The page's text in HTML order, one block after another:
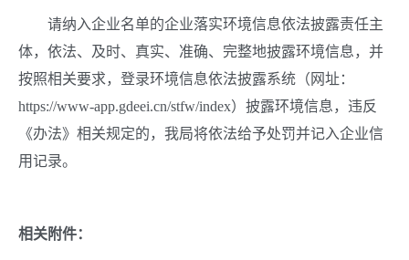
请纳入企业名单的企业落实环境信息依法披露责任主
体，依法、及时、真实、准确、完整地披露环境信息，并
按照相关要求，登录环境信息依法披露系统（网址：
https://www-app.gdeei.cn/stfw/index）披露环境信息，违反
《办法》相关规定的，我局将依法给予处罚并记入企业信
用记录。
相关附件：